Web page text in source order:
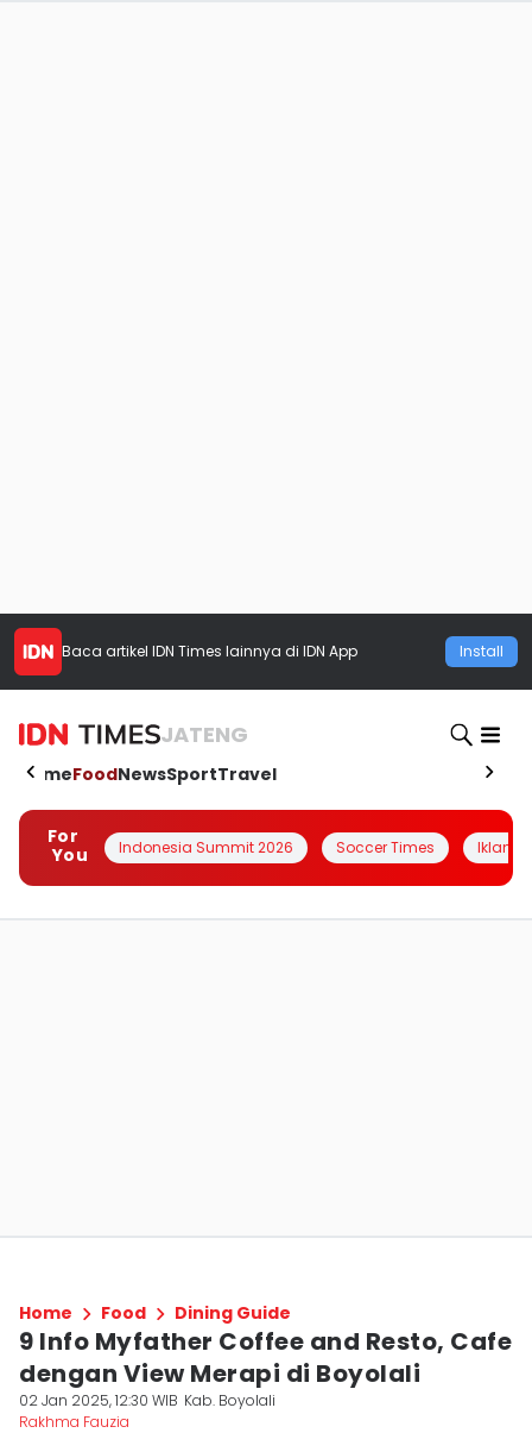
Baca artikel IDN Times lainnya di IDN App Install
JATENG
HomeFoodNewsSportTravel
For
You
Indonesia Summit 2026 Soccer Times Iklanin
Home Food Dining Guide
9 Info Myfather Coffee and Resto, Cafe
dengan View Merapi di Boyolali
02 Jan 2025, 12:30 WIB Kab. Boyolali
Rakhma Fauzia